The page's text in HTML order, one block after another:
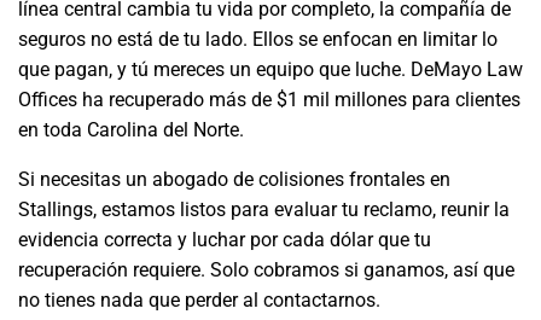
línea central cambia tu vida por completo, la compañía de
seguros no está de tu lado. Ellos se enfocan en limitar lo
que pagan, y tú mereces un equipo que luche. DeMayo Law
Offices ha recuperado más de $1 mil millones para clientes
en toda Carolina del Norte.
Si necesitas un abogado de colisiones frontales en
Stallings, estamos listos para evaluar tu reclamo, reunir la
evidencia correcta y luchar por cada dólar que tu
recuperación requiere. Solo cobramos si ganamos, así que
no tienes nada que perder al contactarnos.